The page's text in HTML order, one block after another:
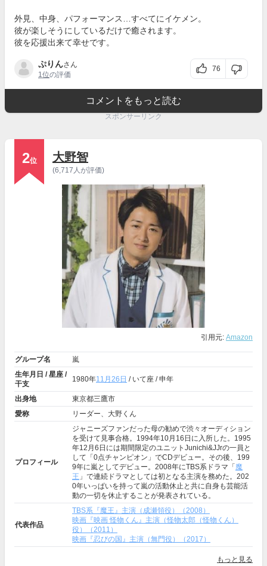
外見、中身、パフォーマンス…すべてにイケメン。
彼が楽しそうにしているだけで癒されます。
彼を応援出来て幸せです。
ぷりんさん
1位の評価
76
コメントをもっと読む
スポンサーリンク
2位 大野智
(6,717人が評価)
引用元: Amazon
グループ名
嵐
生年月日 / 星座 /
干支
1980年11月26日 / いて座 / 申年
出身地
東京都三鷹市
愛称
リーダー、大野くん
プロフィール
ジャニーズファンだった母の勧めで渋々オーディション
を受けて見事合格。1994年10月16日に入所した。1995
年12月6日には期間限定のユニットJunichi&JJrの一員と
して「0点チャンピオン」でCDデビュー。その後、199
9年に嵐としてデビュー。2008年にTBS系ドラマ「 魔
王 」で連続ドラマとしては初となる主演を務めた。202
0年いっぱいを持って嵐の活動休止と共に自身も芸能活
動の一切を休止することが発表されている。
代表作品
TBS系『魔王』主演（成瀬領役）（2008）
映画『映画 怪物くん』主演（怪物太郎（怪物くん）
役）（2011）
映画『忍びの国』主演（無門役）（2017）
もっと見る